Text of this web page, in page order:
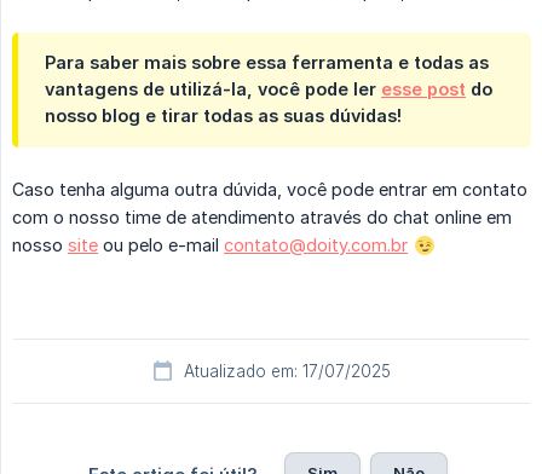
Para saber mais sobre essa ferramenta e todas as
vantagens de utilizá-la, você pode ler esse post do
nosso blog e tirar todas as suas dúvidas!
Caso tenha alguma outra dúvida, você pode entrar em contato
com o nosso time de atendimento através do chat online em
nosso site ou pelo e-mail contato@doity.com.br
Atualizado em: 17/07/2025